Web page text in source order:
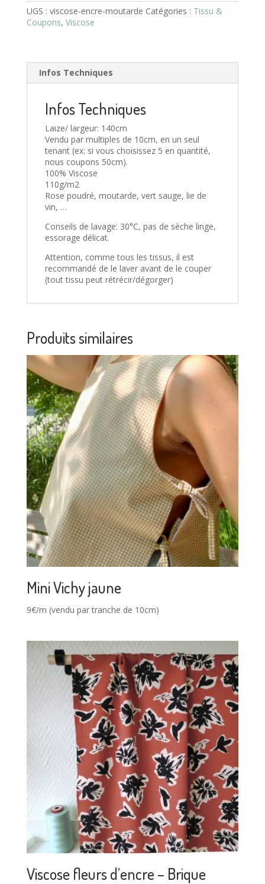
-
Rose
poudré
UGS : viscose-encre-moutarde Catégories : Tissu &
Coupons, Viscose
Infos Techniques
Infos Techniques
Laize/ largeur: 140cm
Vendu par multiples de 10cm, en un seul
tenant (ex: si vous choisissez 5 en quantité,
nous coupons 50cm).
100% Viscose
110g/m2
Rose poudré, moutarde, vert sauge, lie de
vin, …
Conseils de lavage: 30°C, pas de sèche linge,
essorage délicat.
Attention, comme tous les tissus, il est
recommandé de le laver avant de le couper
(tout tissu peut rétrécir/dégorger)
Produits similaires
Mini Vichy jaune
9€/m (vendu par tranche de 10cm)
Viscose fleurs d’encre – Brique